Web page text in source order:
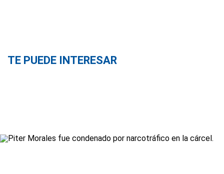
TE PUEDE INTERESAR